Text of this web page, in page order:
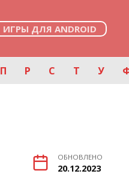
ИГРЫ ДЛЯ ANDROID
П Р С Т У
ОБНОВЛЕНО
20.12.2023